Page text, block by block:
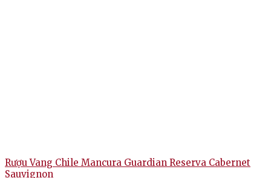
Rượu Vang Chile Mancura Guardian Reserva Cabernet
Sauvignon